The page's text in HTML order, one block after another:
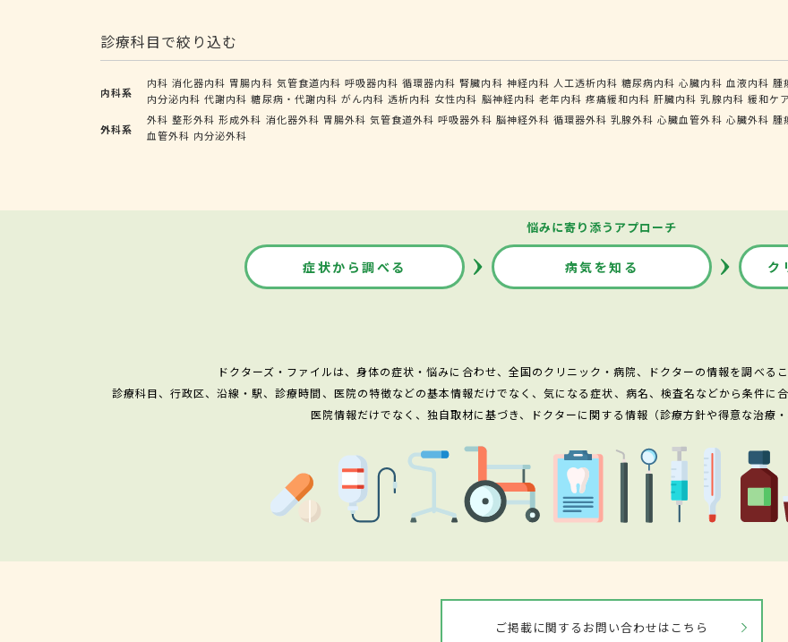
診療科目で絞り込む
内科系
内科 消化器内科 胃腸内科 気管食道内科 呼吸器内科 循環器内科 腎臓内科 神経内科 人工透析内科 糖尿病内科 心臓内科 血液内科 腫
内分泌内科 代謝内科 糖尿病・代謝内科 がん内科 透析内科 女性内科 脳神経内科 老年内科 疼痛緩和内科 肝臓内科 乳腺内科 緩和ケ
外科系
外科 整形外科 形成外科 消化器外科 胃腸外科 気管食道外科 呼吸器外科 脳神経外科 循環器外科 乳腺外科 心臓血管外科 心臓外科 腫
血管外科 内分泌外科
悩みに寄り添うアプローチ
症状から調べる 病気を知る ク
ドクターズ・ファイルは、身体の症状・悩みに合わせ、全国のクリニック・病院、ドクターの情報を調べる
診療科目、行政区、沿線・駅、診療時間、医院の特徴などの基本情報だけでなく、気になる症状、病名、検査名などから条件に
医院情報だけでなく、独自取材に基づき、ドクターに関する情報（診療方針や得意な治療・
ご掲載に関するお問い合わせはこちら